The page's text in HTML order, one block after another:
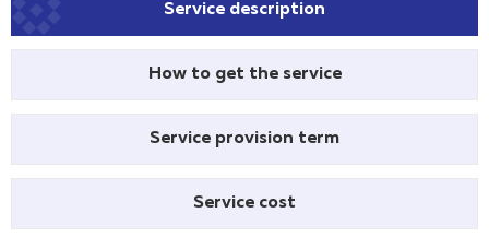
Service description
How to get the service
Service provision term
Service cost